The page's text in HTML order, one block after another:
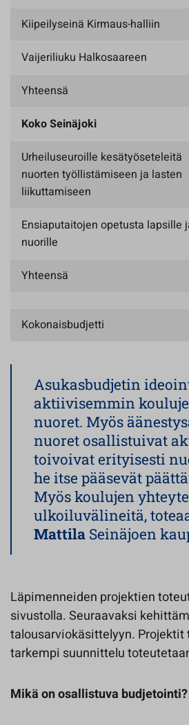
Kiipeilyseinä Kirmaus-halliin
Vaijeriliuku Halkosaareen
Yhteensä
Koko Seinäjoki
Urheiluseuroille kesätyöseteleitä
nuorten työllistämiseen ja lasten
liikuttamiseen
Ensiaputaitojen opetusta lapsille
nuorille
Yhteensä
Kokonaisbudjetti
Asukasbudjetin
aktiivisemmin
nuoret. Myös
nuoret osallistuivat
toivoivat erityisesti
he itse pääsevät
Myös koulujen
ulkoiluvälineitä,
Mattila Seinäjoen
Läpimenneiden projektien
sivustolla. Seuraavaksi
talousarviokäsittelyyn. Projektit
tarkempi suunnittelu
Mikä on osallistuva budjetointi?